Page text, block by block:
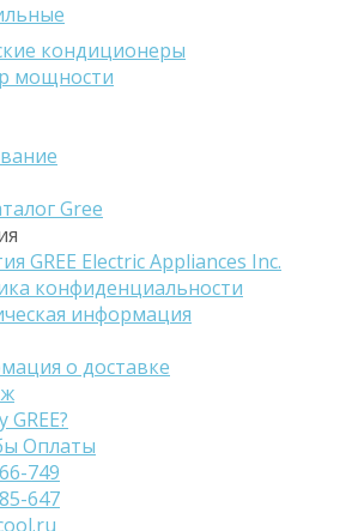
кондиционеры
мощности
Gree
GREE Electric Appliances Inc.
конфиденциальности
информация
о доставке
Оплаты
749
647